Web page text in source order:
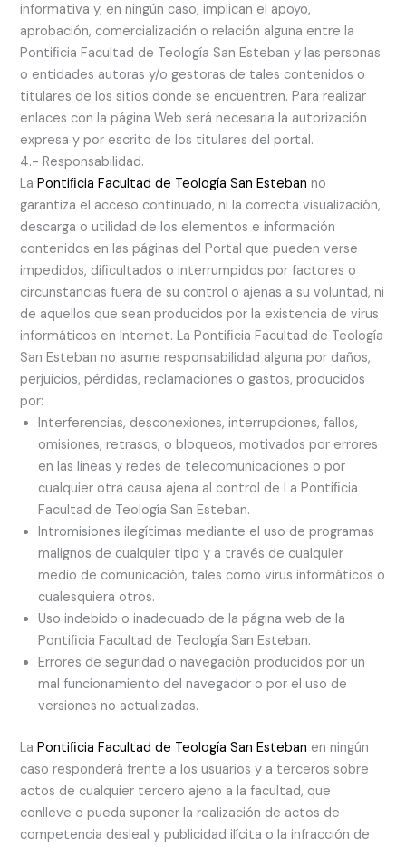
informativa y, en ningún caso, implican el apoyo,
aprobación, comercialización o relación alguna entre la
Pontiﬁcia Facultad de Teología San Esteban y las personas
o entidades autoras y/o gestoras de tales contenidos o
titulares de los sitios donde se encuentren. Para realizar
enlaces con la página Web será necesaria la autorización
expresa y por escrito de los titulares del portal.
4.- Responsabilidad.
LaPontiﬁcia Facultad de Teología San Esteban no
garantiza el acceso continuado, ni la correcta visualización,
descarga o utilidad de los elementos e información
contenidos en las páginas del Portal que pueden verse
impedidos, diﬁcultados o interrumpidos por factores o
circunstancias fuera de su control o ajenas a su voluntad, ni
de aquellos que sean producidos por la existencia de virus
informáticos en Internet. La Pontiﬁcia Facultad de Teología
San Esteban no asume responsabilidad alguna por daños,
perjuicios, pérdidas, reclamaciones o gastos, producidos
por:
Interferencias, desconexiones, interrupciones, fallos,
omisiones, retrasos, o bloqueos, motivados por errores
en las líneas y redes de telecomunicaciones o por
cualquier otra causa ajena al control de La Pontiﬁcia
Facultad de Teología San Esteban.
Intromisiones ilegítimas mediante el uso de programas
malignos de cualquier tipo y a través de cualquier
medio de comunicación, tales como virus informáticos o
cualesquiera otros.
Uso indebido o inadecuado de la página web de la
Pontiﬁcia Facultad de Teología San Esteban.
Errores de seguridad o navegación producidos por un
mal funcionamiento del navegador o por el uso de
versiones no actualizadas.
LaPontiﬁcia Facultad de Teología San Esteban en ningún
caso responderá frente a los usuarios y a terceros sobre
actos de cualquier tercero ajeno a la facultad, que
conlleve o pueda suponer la realización de actos de
competencia desleal y publicidad ilícita o la infracción de